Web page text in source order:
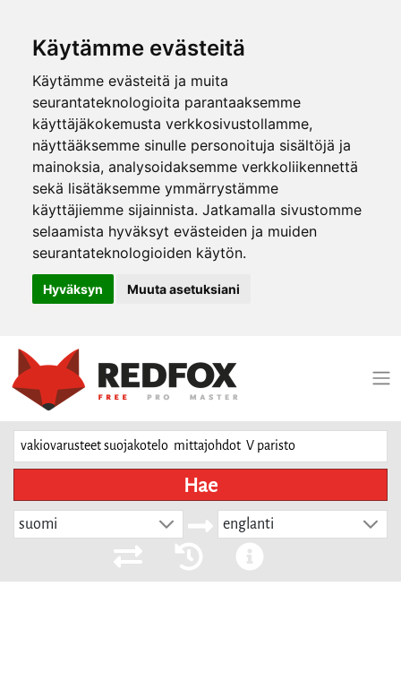
Käytämme evästeitä
Käytämme evästeitä ja muita
seurantateknologioita parantaaksemme
käyttäjäkokemusta verkkosivustollamme,
näyttääksemme sinulle personoituja sisältöjä ja
mainoksia, analysoidaksemme verkkoliikennettä
sekä lisätäksemme ymmärrystämme
käyttäjiemme sijainnista. Jatkamalla sivustomme
selaamista hyväksyt evästeiden ja muiden
seurantateknologioiden käytön.
Hyväksyn Muuta asetuksiani
Hae
suomi englanti